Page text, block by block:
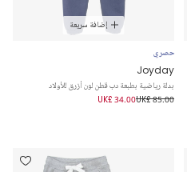
إضافة سريعة
حصري
Joyday
بدلة رياضية بطبعة دب قطن لون أزرق للأولاد
UK£ 85.00
UK£ 34.00